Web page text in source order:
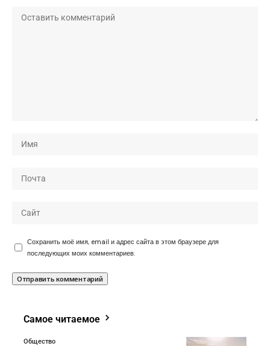
Сохранить моё имя, email и адрес сайта в этом браузере для
последующих моих комментариев.
Самое читаемое
Общество